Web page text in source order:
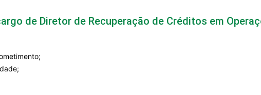
de Diretor de Recuperação de Créditos em